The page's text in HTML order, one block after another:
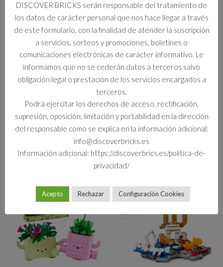
Información adicional
Formato
Productos relacionados
DISCOVER BRICKS serán responsable del tratamiento de
los datos de carácter personal que nos hace llegar a través
de este formulario, con la finalidad de atender la suscripción
a servicios, sorteos y promociones, boletines o
comunicaciones electrónicas de carácter informativo. Le
informamos que no se cederán datos a terceros salvo
obligación legal o prestación de los servicios encargados a
terceros.
Podrá ejercitar los derechos de acceso, rectificación,
supresión, oposición, limitación y portabilidad en la dirección
del responsable como se explica en la información adicional:
info@discoverbricks.es
Información adicional: https://discoverbrics.es/politica-de-
privacidad/
Acepto Rechazar Configuración Cookies